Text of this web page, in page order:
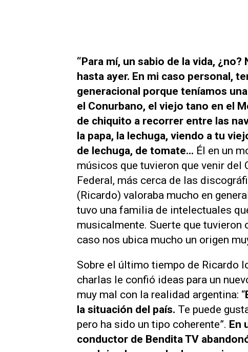
“Para mí, un sabio de la vida,
hasta ayer. En mi caso personal,
generacional porque teníamos
el Conurbano, el viejo tano en el
de chiquito a recorrer entre las
la papa, la lechuga, viendo a tu
de lechuga, de tomate... Él en un
músicos que tuvieron que venir del
Federal, más cerca de las
(Ricardo) valoraba mucho en
tuvo una familia de intelectuales
musicalmente. Suerte que tuvieron
caso nos ubica mucho un origen
Sobre el último tiempo de Ricardo
charlas le confió ideas para un
muy mal con la realidad argentina: “
la situación del país. Te puede
pero ha sido un tipo coherente”. En
conductor de Bendita TV